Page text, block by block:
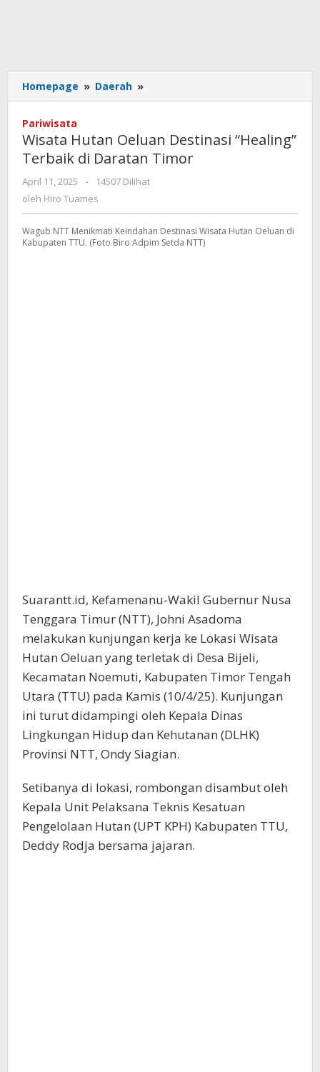
Homepage » Daerah »
Hutan
"Healing"
Terbaik
di
Pariwisata
Wisata Hutan Oeluan Destinasi “Healing”
Terbaik di Daratan Timor
April 11, 2025
oleh
-
14507 Dilihat
oleh Hiro Tuames
Wagub NTT Menikmati Keindahan Destinasi Wisata Hutan Oeluan di
Kabupaten TTU. (Foto Biro Adpim Setda NTT)
Suarantt.id, Kefamenanu-Wakil Gubernur Nusa
Tenggara Timur (NTT), Johni Asadoma
melakukan kunjungan kerja ke Lokasi Wisata
Hutan Oeluan yang terletak di Desa Bijeli,
Kecamatan Noemuti, Kabupaten Timor Tengah
Utara (TTU) pada Kamis (10/4/25). Kunjungan
ini turut didampingi oleh Kepala Dinas
Lingkungan Hidup dan Kehutanan (DLHK)
Provinsi NTT, Ondy Siagian.
Setibanya di lokasi, rombongan disambut oleh
Kepala Unit Pelaksana Teknis Kesatuan
Pengelolaan Hutan (UPT KPH) Kabupaten TTU,
Deddy Rodja bersama jajaran.